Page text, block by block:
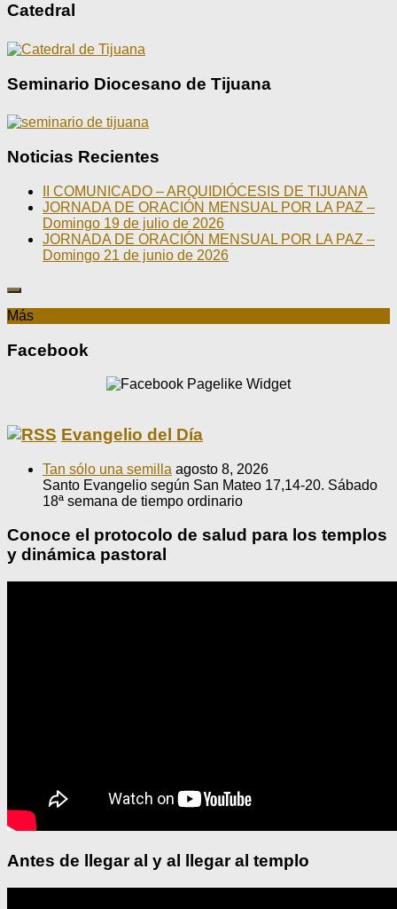
Catedral
Seminario Diocesano de Tijuana
Noticias Recientes
II COMUNICADO – ARQUIDIÓCESIS DE TIJUANA
JORNADA DE ORACIÓN MENSUAL POR LA PAZ –
Domingo 19 de julio de 2026
JORNADA DE ORACIÓN MENSUAL POR LA PAZ –
Domingo 21 de junio de 2026
Más
Facebook
Evangelio del Día
Tan sólo una semilla agosto 8, 2026
Santo Evangelio según San Mateo 17,14-20. Sábado
18ª semana de tiempo ordinario
Conoce el protocolo de salud para los templos
y dinámica pastoral
Antes de llegar al y al llegar al templo